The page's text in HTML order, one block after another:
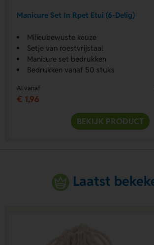
Manicure Set In Rpet Etui (6-Delig)
Milieubewuste keuze
Setje van roestvrijstaal
Manicure set bedrukken
Bedrukken vanaf 50 stuks
Al vanaf
€ 1,96
BEKIJK PRODUCT
Laatst